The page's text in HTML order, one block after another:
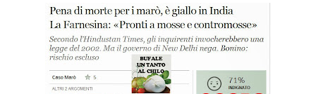
INTRATTENIMENTO